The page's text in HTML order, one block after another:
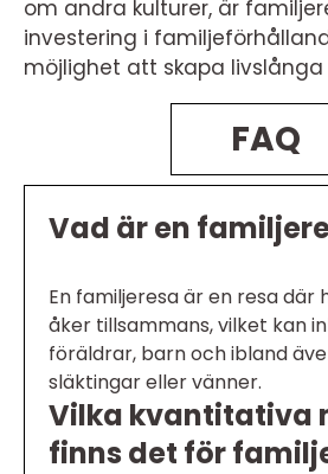
om andra kulturer, är
investering i
möjlighet att skapa livslånga
FAQ
Vad är en
En familjeresa är en resa där
åker tillsammans, vilket kan
föräldrar, barn och ibland
släktingar eller vänner.
Vilka kvantitativa
finns det för